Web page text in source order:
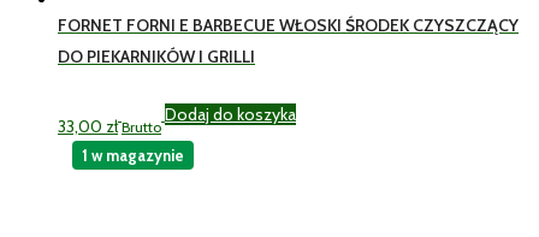
FORNET FORNI E BARBECUE WŁOSKI ŚRODEK CZYSZCZĄCY
DO PIEKARNIKÓW I GRILLI
33,00 zł Brutto
Dodaj do koszyka
1 w magazynie